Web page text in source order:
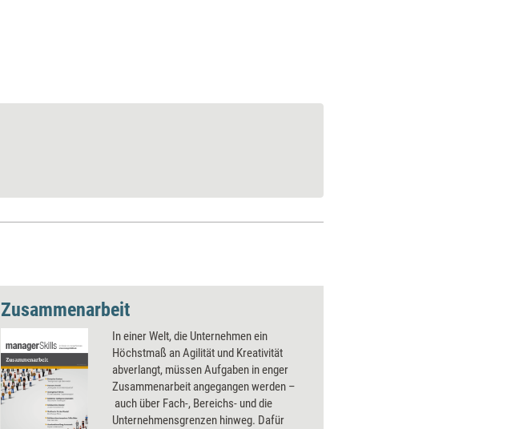
Zusammenarbeit
In einer Welt, die Unternehmen ein
Höchstmaß an Agilität und Kreativität
abverlangt, müssen Aufgaben in enger
Zusammenarbeit angegangen werden –
auch über Fach-, Bereichs- und die
Unternehmensgrenzen hinweg. Dafür